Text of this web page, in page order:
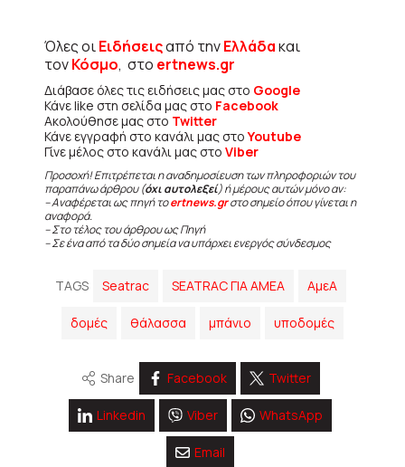
Όλες οιΕιδήσειςαπό τηνΕλλάδακαι
τονΚόσμο, στο ertnews.gr
Διάβασε όλες τις ειδήσεις μας στο Google
Κάνε like στη σελίδα μας στο Facebook
Ακολούθησε μας στο Twitter
Κάνε εγγραφή στο κανάλι μας στοYoutube
Γίνε μέλος στο κανάλι μας στο Viber
Προσοχή! Επιτρέπεται η αναδημοσίευση των πληροφοριών του
παραπάνω άρθρου (όχι αυτολεξεί) ή μέρους αυτών μόνο αν:
– Αναφέρεται ως πηγή τοertnews.grστο σημείο όπου γίνεται η
αναφορά.
– Στο τέλος του άρθρου ως Πηγή
– Σε ένα από τα δύο σημεία να υπάρχει ενεργός σύνδεσμος
TAGS Seatrac SEATRAC ΓΙΑ ΑΜΕΑ ΑμεΑ
δομές θάλασσα μπάνιο υποδομές
Share Facebook Twitter
Linkedin Viber WhatsApp
Email